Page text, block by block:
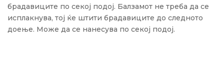
брадавиците по секој подој. Балзамот не треба да се
исплакнува, тој ќе штити брадавиците до следното
доење. Може да се нанесува по секој подој.